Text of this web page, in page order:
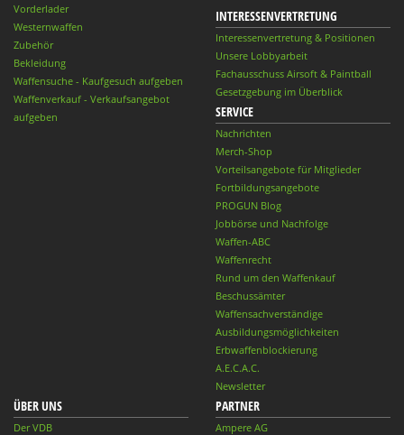
Vorderlader
Westernwaffen
Zubehör
Bekleidung
Waffensuche - Kaufgesuch aufgeben
Waffenverkauf - Verkaufsangebot
aufgeben
INTERESSENVERTRETUNG
Interessenvertretung & Positionen
Unsere Lobbyarbeit
Fachausschuss Airsoft & Paintball
Gesetzgebung im Überblick
SERVICE
Nachrichten
Merch-Shop
Vorteilsangebote für Mitglieder
Fortbildungsangebote
PROGUN Blog
Jobbörse und Nachfolge
Waffen-ABC
Waffenrecht
Rund um den Waffenkauf
Beschussämter
Waffensachverständige
Ausbildungsmöglichkeiten
Erbwaffenblockierung
A.E.C.A.C.
Newsletter
ÜBER UNS
Der VDB
PARTNER
Ampere AG